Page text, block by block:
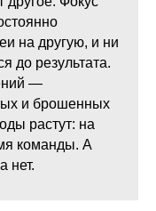
на другую, и ни
до результата.
—
и брошенных
растут: на
команды. А
нет.